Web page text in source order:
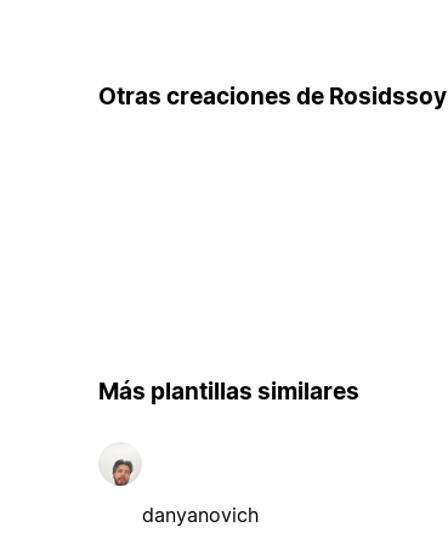
Otras creaciones de Rosidssoy
Más plantillas similares
danyanovich